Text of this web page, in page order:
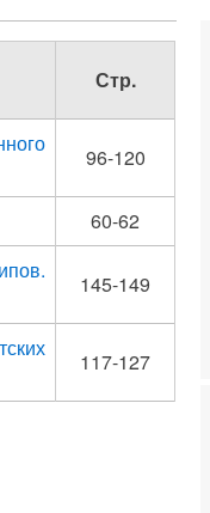
Стр.
96-120
60-62
145-149
117-127